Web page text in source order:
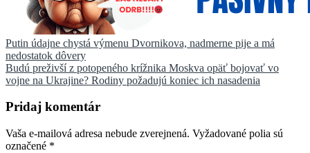
Navigácia
v
článku
Putin údajne chystá výmenu Dvornikova, nadmerne pije a má
nedostatok dôvery
Budú preživší z potopeného krížnika Moskva opäť bojovať vo
vojne na Ukrajine? Rodiny požadujú koniec ich nasadenia
Pridaj komentár
Vaša e-mailová adresa nebude zverejnená. Vyžadované polia sú
označené *